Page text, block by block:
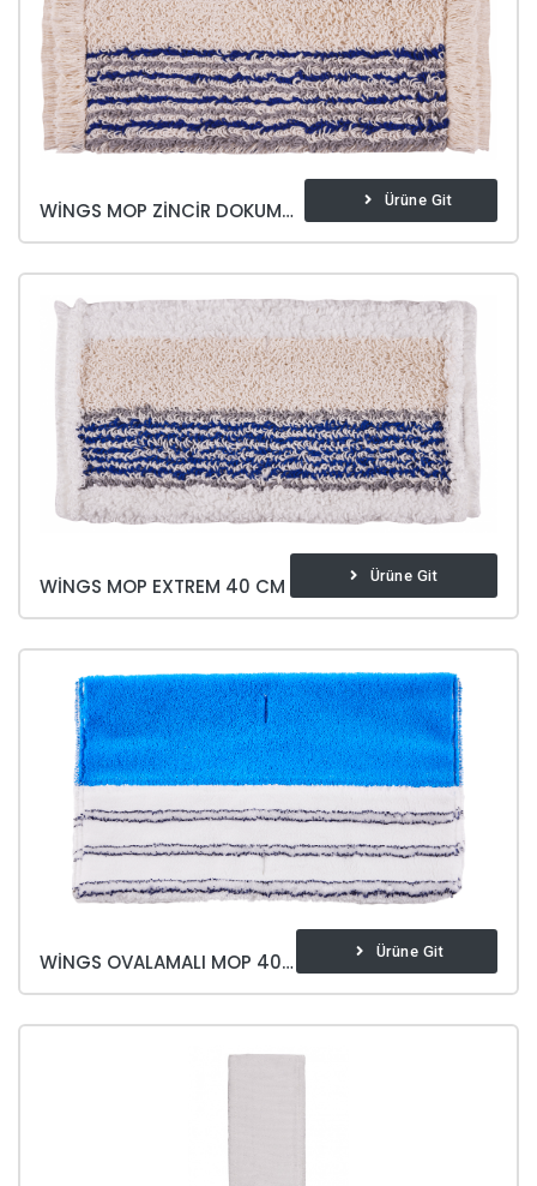
WINGS MOP ZINCIR DOKUMA 40 CM Ürüne Git
WINGS MOP EXTREM 40 CM Ürüne Git
WINGS OVALAMALI MOP 40 CM Ürüne Git